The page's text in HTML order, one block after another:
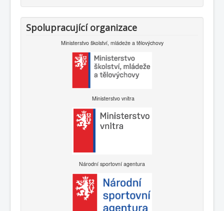
Spolupracující organizace
Ministerstvo školství, mládeže a tělovýchovy
Ministerstvo vnitra
Národní sportovní agentura